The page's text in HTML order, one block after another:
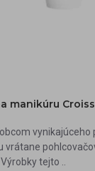
manikúru
vynikajúceho
vrátane
tejto ..